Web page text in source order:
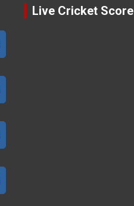
Live Cricket Score